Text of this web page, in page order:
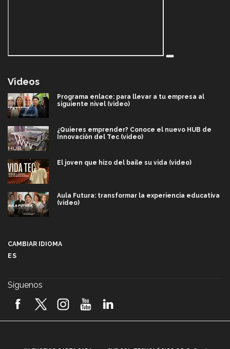
Videos
Programa enlace: para llevar a tu empresa al
siguiente nivel (video)
¿Quieres emprender? Conoce el nuevo HUB de
Innovación del Tec (video)
El joven que hizo del baile su vida (video)
Aula Futura: transformar la experiencia educativa
(video)
2026! (video)
CAMBIAR IDIOMA
ES
Síguenos